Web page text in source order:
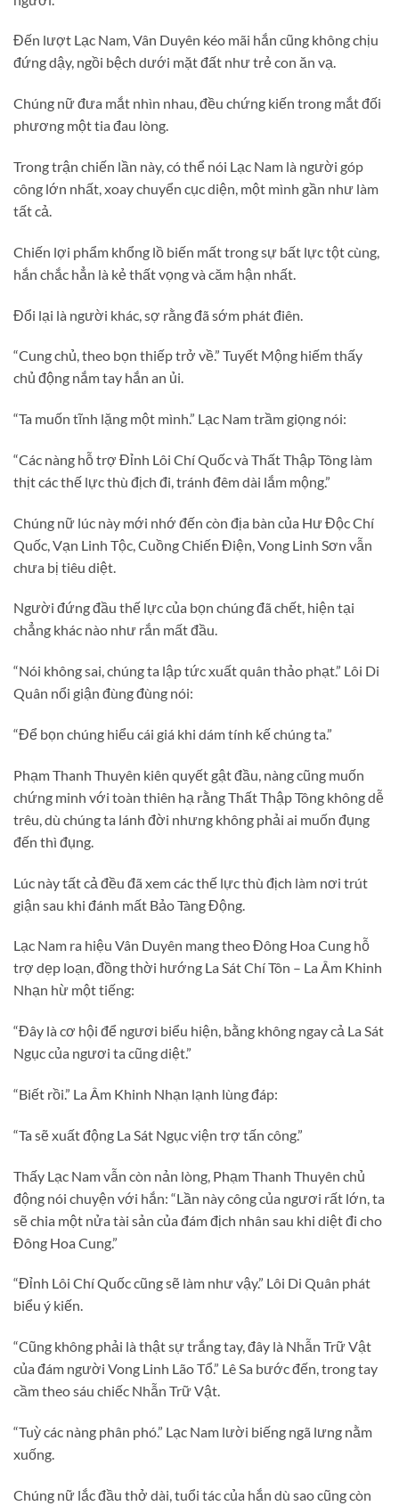
Đến lượt Lạc Nam, Vân Duyên kéo mãi hắn cũng không chịu
đứng dậy, ngồi bệch dưới mặt đất như trẻ con ăn vạ.
Chúng nữ đưa mắt nhìn nhau, đều chứng kiến trong mắt đối
phương một tia đau lòng.
Trong trận chiến lần này, có thể nói Lạc Nam là người góp
công lớn nhất, xoay chuyển cục diện, một mình gần như làm
tất cả.
Chiến lợi phẩm khổng lồ biến mất trong sự bất lực tột cùng,
hắn chắc hẳn là kẻ thất vọng và căm hận nhất.
Đổi lại là người khác, sợ rằng đã sớm phát điên.
“Cung chủ, theo bọn thiếp trở về.” Tuyết Mộng hiếm thấy
chủ động nắm tay hắn an ủi.
“Ta muốn tĩnh lặng một mình.” Lạc Nam trầm giọng nói:
“Các nàng hỗ trợ Đỉnh Lôi Chí Quốc và Thất Thập Tông làm
thịt các thế lực thù địch đi, tránh đêm dài lắm mộng.”
Chúng nữ lúc này mới nhớ đến còn địa bàn của Hư Độc Chí
Quốc, Vạn Linh Tộc, Cuồng Chiến Điện, Vong Linh Sơn vẫn
chưa bị tiêu diệt.
Người đứng đầu thế lực của bọn chúng đã chết, hiện tại
chẳng khác nào như rắn mất đầu.
“Nói không sai, chúng ta lập tức xuất quân thảo phạt.” Lôi Di
Quân nổi giận đùng đùng nói:
“Để bọn chúng hiểu cái giá khi dám tính kế chúng ta.”
Phạm Thanh Thuyên kiên quyết gật đầu, nàng cũng muốn
chứng minh với toàn thiên hạ rằng Thất Thập Tông không dễ
trêu, dù chúng ta lánh đời nhưng không phải ai muốn đụng
đến thì đụng.
Lúc này tất cả đều đã xem các thế lực thù địch làm nơi trút
giận sau khi đánh mất Bảo Tàng Động.
Lạc Nam ra hiệu Vân Duyên mang theo Đông Hoa Cung hỗ
trợ dẹp loạn, đồng thời hướng La Sát Chí Tôn – La Âm Khinh
Nhạn hừ một tiếng:
“Đây là cơ hội để ngươi biểu hiện, bằng không ngay cả La Sát
Ngục của ngươi ta cũng diệt.”
“Biết rồi.” La Âm Khinh Nhạn lạnh lùng đáp:
“Ta sẽ xuất động La Sát Ngục viện trợ tấn công.”
Thấy Lạc Nam vẫn còn nản lòng, Phạm Thanh Thuyên chủ
động nói chuyện với hắn: “Lần này công của ngươi rất lớn, ta
sẽ chia một nửa tài sản của đám địch nhân sau khi diệt đi cho
Đông Hoa Cung.”
“Đỉnh Lôi Chí Quốc cũng sẽ làm như vậy.” Lôi Di Quân phát
biểu ý kiến.
“Cũng không phải là thật sự trắng tay, đây là Nhẫn Trữ Vật
của đám người Vong Linh Lão Tổ.” Lê Sa bước đến, trong tay
cầm theo sáu chiếc Nhẫn Trữ Vật.
“Tuỳ các nàng phân phó.” Lạc Nam lười biếng ngã lưng nằm
xuống.
Chúng nữ lắc đầu thở dài, tuổi tác của hắn dù sao cũng còn